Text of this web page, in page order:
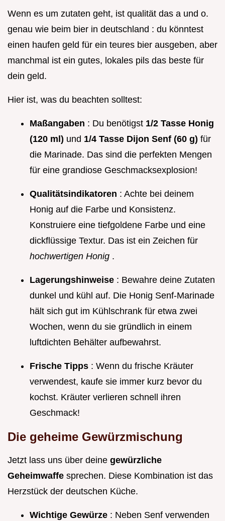
Wenn es um zutaten geht, ist qualität das a und o.
genau wie beim bier in deutschland : du könntest
einen haufen geld für ein teures bier ausgeben, aber
manchmal ist ein gutes, lokales pils das beste für
dein geld.
Hier ist, was du beachten solltest:
Maßangaben : Du benötigst 1/2 Tasse Honig
(120 ml) und 1/4 Tasse Dijon Senf (60 g) für
die Marinade. Das sind die perfekten Mengen
für eine grandiose Geschmacksexplosion!
Qualitätsindikatoren : Achte bei deinem
Honig auf die Farbe und Konsistenz.
Konstruiere eine tiefgoldene Farbe und eine
dickflüssige Textur. Das ist ein Zeichen für
hochwertigen Honig .
Lagerungshinweise : Bewahre deine Zutaten
dunkel und kühl auf. Die Honig Senf-Marinade
hält sich gut im Kühlschrank für etwa zwei
Wochen, wenn du sie gründlich in einem
luftdichten Behälter aufbewahrst.
Frische Tipps : Wenn du frische Kräuter
verwendest, kaufe sie immer kurz bevor du
kochst. Kräuter verlieren schnell ihren
Geschmack!
Die geheime Gewürzmischung
Jetzt lass uns über deine gewürzliche
Geheimwaffe sprechen. Diese Kombination ist das
Herzstück der deutschen Küche.
Wichtige Gewürze : Neben Senf verwenden